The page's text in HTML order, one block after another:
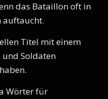
das Bataillon oft in
auftaucht.
Titel mit einem
und Soldaten
Wörter für